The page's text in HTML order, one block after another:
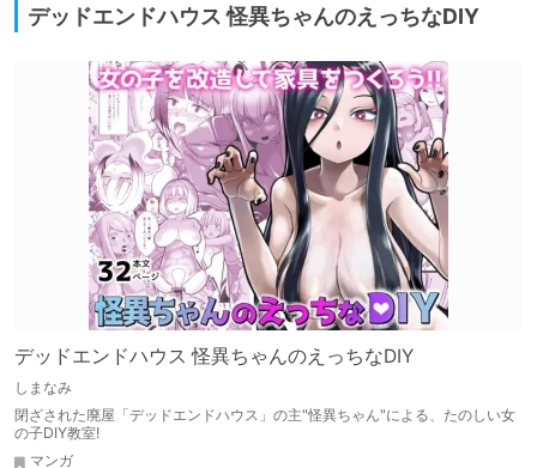
デッドエンドハウス 怪異ちゃんのえっちなDIY
デッドエンドハウス 怪異ちゃんのえっちなDIY
しまなみ
閉ざされた廃屋「デッドエンドハウス」の主"怪異ちゃん"による、たのしい女
の子DIY教室!
マンガ